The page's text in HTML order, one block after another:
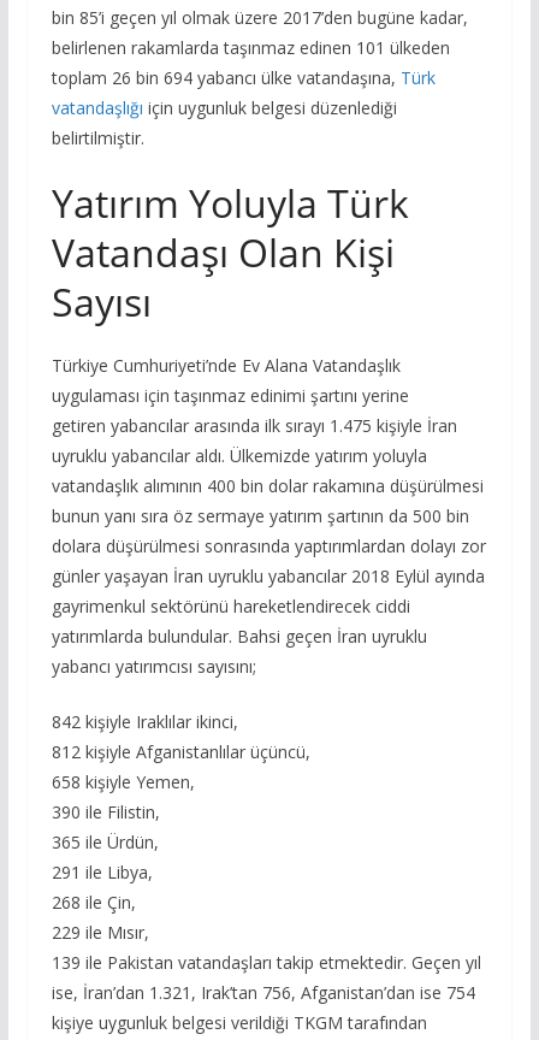
bin 85’i geçen yıl olmak üzere 2017’den bugüne kadar,
belirlenen rakamlarda taşınmaz edinen 101 ülkeden
toplam 26 bin 694 yabancı ülke vatandaşına, Türk
vatandaşlığı için uygunluk belgesi düzenlediği
belirtilmiştir.
Yatırım Yoluyla Türk
Vatandaşı Olan Kişi
Sayısı
Türkiye Cumhuriyeti’nde Ev Alana Vatandaşlık
uygulaması için taşınmaz edinimi şartını yerine
getiren yabancılar arasında ilk sırayı 1.475 kişiyle İran
uyruklu yabancılar aldı. Ülkemizde yatırım yoluyla
vatandaşlık alımının 400 bin dolar rakamına düşürülmesi
bunun yanı sıra öz sermaye yatırım şartının da 500 bin
dolara düşürülmesi sonrasında yaptırımlardan dolayı zor
günler yaşayan İran uyruklu yabancılar 2018 Eylül ayında
gayrimenkul sektörünü hareketlendirecek ciddi
yatırımlarda bulundular. Bahsi geçen İran uyruklu
yabancı yatırımcısı sayısını;
842 kişiyle Iraklılar ikinci,
812 kişiyle Afganistanlılar üçüncü,
658 kişiyle Yemen,
390 ile Filistin,
365 ile Ürdün,
291 ile Libya,
268 ile Çin,
229 ile Mısır,
139 ile Pakistan vatandaşları takip etmektedir. Geçen yıl
ise, İran’dan 1.321, Irak’tan 756, Afganistan’dan ise 754
kişiye uygunluk belgesi verildiği TKGM tarafından